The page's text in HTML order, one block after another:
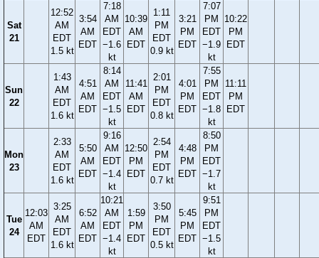
Sat
21
12:52
AM
EDT
1.5 kt
3:54
AM
EDT
7:18
AM
EDT
−1.6
kt
10:39
AM
EDT
1:11
PM
EDT
0.9 kt
3:21
PM
EDT
7:07
PM
EDT
−1.9
kt
10:22
PM
EDT
Sun
22
1:43
AM
EDT
1.6 kt
4:51
AM
EDT
8:14
AM
EDT
−1.5
kt
11:41
AM
EDT
2:01
PM
EDT
0.8 kt
4:01
PM
EDT
7:55
PM
EDT
−1.8
kt
11:11
PM
EDT
Mon
23
2:33
AM
EDT
1.6 kt
5:50
AM
EDT
9:16
AM
EDT
−1.4
kt
12:50
PM
EDT
2:54
PM
EDT
0.7 kt
4:48
PM
EDT
8:50
PM
EDT
−1.7
kt
Tue
24
12:03
AM
EDT
3:25
AM
EDT
1.6 kt
6:52
AM
EDT
10:21
AM
EDT
−1.4
kt
1:59
PM
EDT
3:50
PM
EDT
0.5 kt
5:45
PM
EDT
9:51
PM
EDT
−1.5
kt